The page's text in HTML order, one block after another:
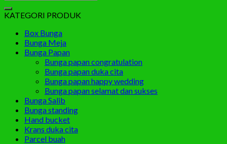
for:
KATEGORI PRODUK
Box Bunga
Bunga Meja
Bunga Papan
Bunga papan congratulation
Bunga papan duka cita
Bunga papan happy wedding
Bunga papan selamat dan sukses
Bunga Salib
Bunga standing
Hand bucket
Krans duka cita
Parcel buah